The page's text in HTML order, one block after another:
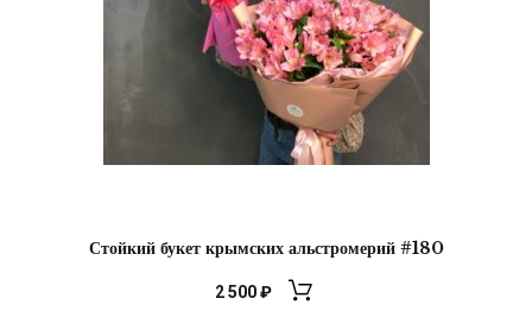
Стойкий букет крымских альстромерий #180
2 500₽